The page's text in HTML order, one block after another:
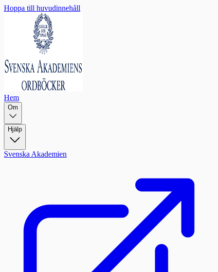
Hoppa till huvudinnehåll
Hem
Om
Hjälp
Svenska Akademien